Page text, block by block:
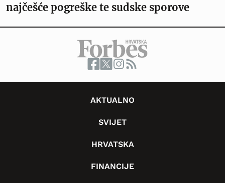
najčešće pogreške te sudske sporove
AKTUALNO
SVIJET
HRVATSKA
FINANCIJE